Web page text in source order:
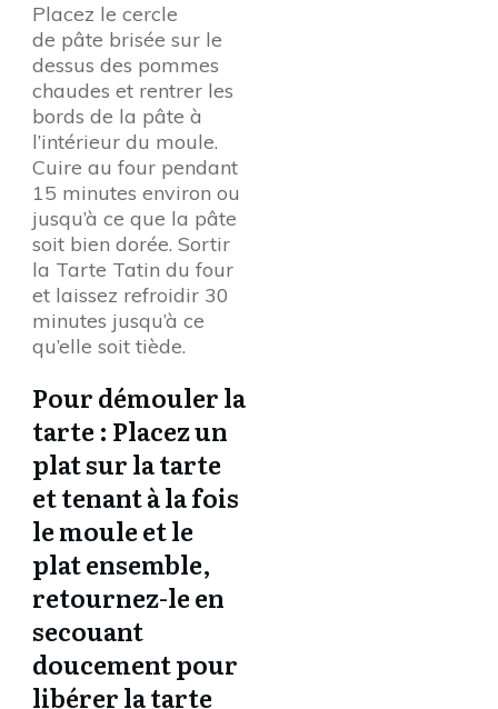
Placez le cercle
de pâte brisée sur le
dessus des pommes
chaudes et rentrer les
bords de la pâte à
l’intérieur du moule.
Cuire au four pendant
15 minutes environ ou
jusqu’à ce que la pâte
soit bien dorée. Sortir
la Tarte Tatin du four
et laissez refroidir 30
minutes jusqu’à ce
qu’elle soit tiède.
Pour démouler la
tarte : Placez un
plat sur la tarte
et tenant à la fois
le moule et le
plat ensemble,
retournez-le en
secouant
doucement pour
libérer la tarte